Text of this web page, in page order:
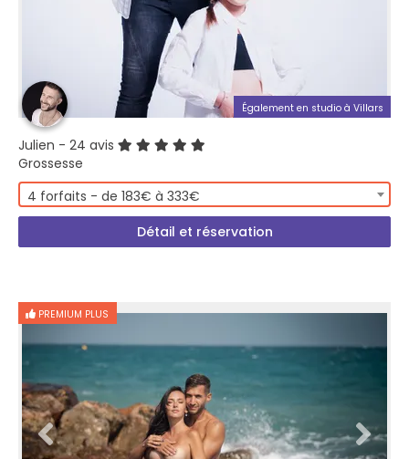
Également en studio à Villars
Julien - 24 avis
Grossesse
4 forfaits - de 183€ à 333€
Détail et réservation
PREMIUM PLUS